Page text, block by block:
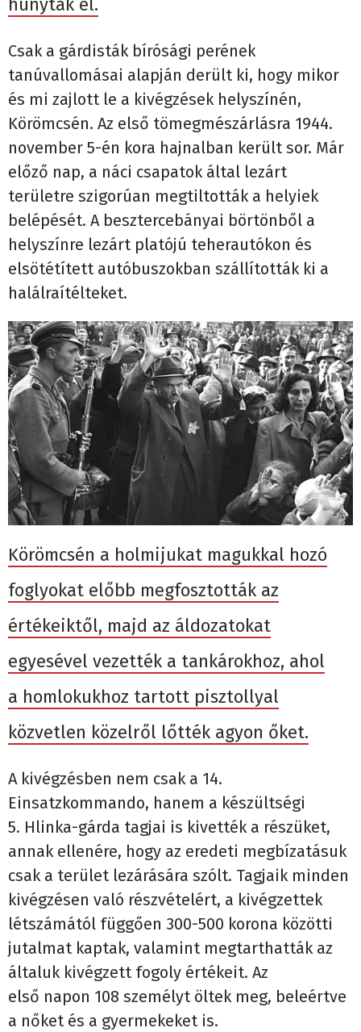
hunytak el.
Csak a gárdisták bírósági perének
tanúvallomásai alapján derült ki, hogy mikor
és mi zajlott le a kivégzések helyszínén,
Körömcsén. Az első tömegmészárlásra 1944.
november 5-én kora hajnalban került sor. Már
előző nap, a náci csapatok által lezárt
területre szigorúan megtiltották a helyiek
belépését. A besztercebányai börtönből a
helyszínre lezárt platójú teherautókon és
elsötétített autóbuszokban szállították ki a
halálraítélteket.
Körömcsén a holmijukat magukkal hozó
foglyokat előbb megfosztották az
értékeiktől, majd az áldozatokat
egyesével vezették a tankárokhoz, ahol
a homlokukhoz tartott pisztollyal
közvetlen közelről lőtték agyon őket.
A kivégzésben nem csak a 14.
Einsatzkommando, hanem a készültségi
5. Hlinka-gárda tagjai is kivették a részüket,
annak ellenére, hogy az eredeti megbízatásuk
csak a terület lezárására szólt. Tagjaik minden
kivégzésen való részvételért, a kivégzettek
létszámától függően 300-500 korona közötti
jutalmat kaptak, valamint megtarthatták az
általuk kivégzett fogoly értékeit. Az
első napon 108 személyt öltek meg, beleértve
a nőket és a gyermekeket is.